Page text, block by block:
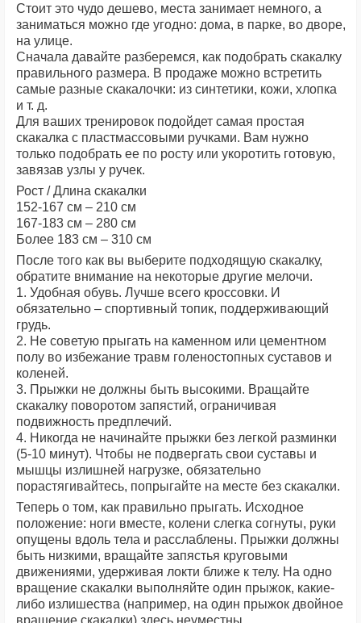
Стоит это чудо дешево, места занимает немного, а
заниматься можно где угодно: дома, в парке, во дворе,
на улице.
Сначала давайте разберемся, как подобрать скакалку
правильного размера. В продаже можно встретить
самые разные скакалочки: из синтетики, кожи, хлопка
и т. д.
Для ваших тренировок подойдет самая простая
скакалка с пластмассовыми ручками. Вам нужно
только подобрать ее по росту или укоротить готовую,
завязав узлы у ручек.
Рост / Длина скакалки
152-167 см – 210 см
167-183 см – 280 см
Более 183 см – 310 см
После того как вы выберите подходящую скакалку,
обратите внимание на некоторые другие мелочи.
1. Удобная обувь. Лучше всего кроссовки. И
обязательно – спортивный топик, поддерживающий
грудь.
2. Не советую прыгать на каменном или цементном
полу во избежание травм голеностопных суставов и
коленей.
3. Прыжки не должны быть высокими. Вращайте
скакалку поворотом запястий, ограничивая
подвижность предплечий.
4. Никогда не начинайте прыжки без легкой разминки
(5-10 минут). Чтобы не подвергать свои суставы и
мышцы излишней нагрузке, обязательно
порастягивайтесь, попрыгайте на месте без скакалки.
Теперь о том, как правильно прыгать. Исходное
положение: ноги вместе, колени слегка согнуты, руки
опущены вдоль тела и расслаблены. Прыжки должны
быть низкими, вращайте запястья круговыми
движениями, удерживая локти ближе к телу. На одно
вращение скакалки выполняйте один прыжок, какие-
либо излишества (например, на один прыжок двойное
вращение скакалки) здесь неуместны.